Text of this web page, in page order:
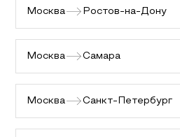
Москва Ростов-на-Дону
Москва Самара
Москва Санкт-Петербург